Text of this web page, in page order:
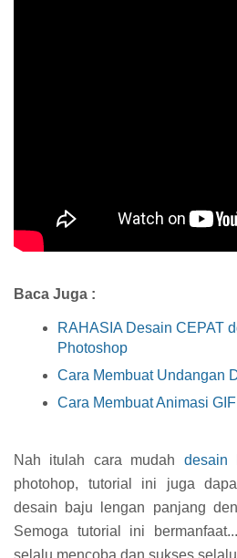
Baca Juga :
RAHASIA Desain CEPAT
Photoshop
Cara Membuat Undangan
Cara Membuat Animasi
Nah itulah cara mudah desain
photohop, tutorial ini juga
desain baju lengan panjang
Semoga tutorial ini
selalu mencoba dan sukses